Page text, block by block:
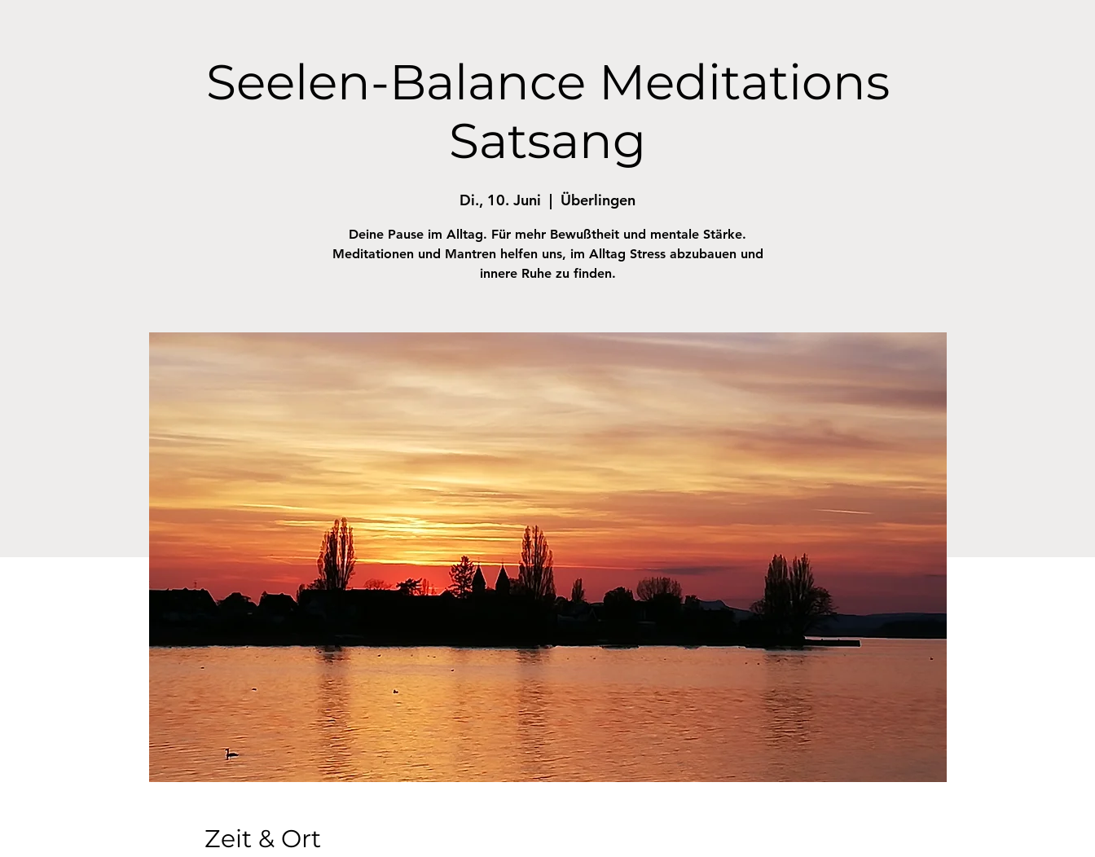
Seelen-Balance Meditations
Satsang
Di., 10. Juni
  |
Überlingen
Deine Pause im Alltag. Für mehr Bewußtheit und mentale Stärke.
Meditationen und Mantren helfen uns, im Alltag Stress abzubauen und
innere Ruhe zu finden.
Zeit & Ort